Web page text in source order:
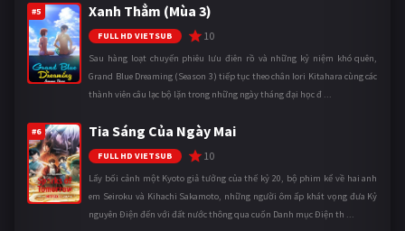
#5 Xanh Thẳm (Mùa 3)
FULL HD VIETSUB 10
Sau hàng loạt chuyến phiêu lưu điên rồ và những kỷ niệm khó quên,
Grand Blue Dreaming (Season 3) tiếp tục theo chân Iori Kitahara cùng các
thành viên câu lạc bộ lặn trong những ngày tháng đại học đ ...
#6 Tia Sáng Của Ngày Mai
FULL HD VIETSUB 10
Lấy bối cảnh một Kyoto giả tưởng của thế kỷ 20, bộ phim kể về hai anh
em Seiroku và Kihachi Sakamoto, những người ôm ấp khát vọng đưa Kỷ
nguyên Điện đến với đất nước thông qua cuốn Danh mục Điện th ...